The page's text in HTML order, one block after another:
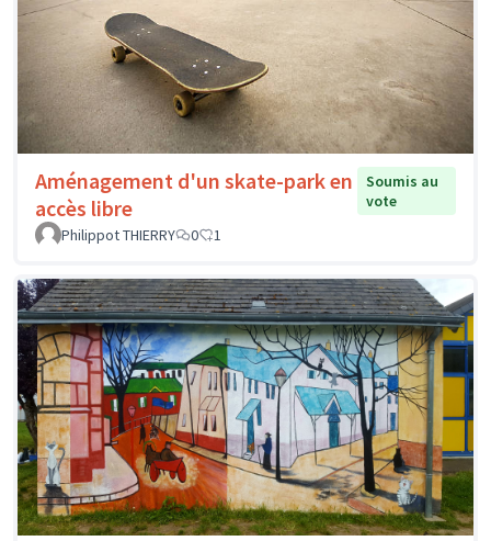
Aménagement d'un skate-park en
accès libre
Soumis au
vote
Philippot THIERRY
0 1